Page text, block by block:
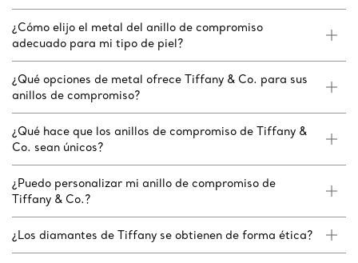
¿Cómo elijo el metal del anillo de compromiso
adecuado para mi tipo de piel?
¿Qué opciones de metal ofrece Tiffany & Co. para sus
anillos de compromiso?
¿Qué hace que los anillos de compromiso de Tiffany &
Co. sean únicos?
¿Puedo personalizar mi anillo de compromiso de
Tiffany & Co.?
¿Los diamantes de Tiffany se obtienen de forma ética?